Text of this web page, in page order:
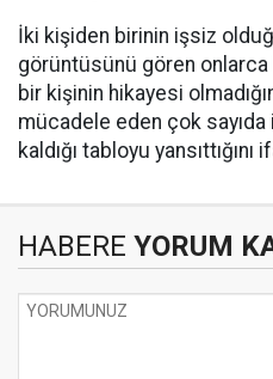
İki kişiden birinin işsiz
görüntüsünü gören onlarca
bir kişinin hikayesi
mücadele eden çok sayıda
kaldığı tabloyu yansıttığını
HABERE YORUM